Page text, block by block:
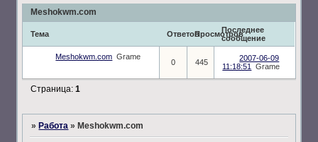
Meshokwm.com
Тема ОтветовПросмотровПоследнее
сообщение
Meshokwm.com Grame
0 445
2007-06-09
11:18:51
Grame
Страница:1
» Работа » Meshokwm.com